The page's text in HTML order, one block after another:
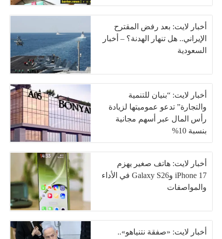
أخبار لايت: بعد رفض المقترح
الإيراني.. هل تنهار الهدنة؟ – أخبار
السعودية
أخبار لايت: “بنيان للتنمية
والتجارة” تدعو عموميتها لزيادة
رأس المال عبر أسهم مجانية
بنسبة 10%
أخبار لايت: هاتف صغير يهزم
iPhone 17 وGalaxy S26 في الأداء
والمواصفات
أخبار لايت: «صفقة نتنياهو»..